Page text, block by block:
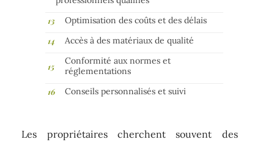
Optimisation des coûts et des délais
Accès à des matériaux de qualité
Conformité aux normes et
réglementations
Conseils personnalisés et suivi
Les propriétaires cherchent souvent des